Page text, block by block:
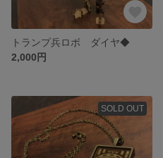
トランプ兵ロボ ダイヤ◆
2,000円
SOLD OUT